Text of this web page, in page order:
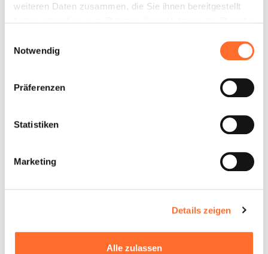
weiteren Daten zusammen, die Sie ihnen bereitgestellt
Notwendig
Präferenzen
Statistiken
Marketing
Details zeigen
Alle zulassen
Kaminholzöfen –
8 kW
Vorteile von Holzöfen
Kaminholzöfen sind eine
Wartung und Pflege Ihres